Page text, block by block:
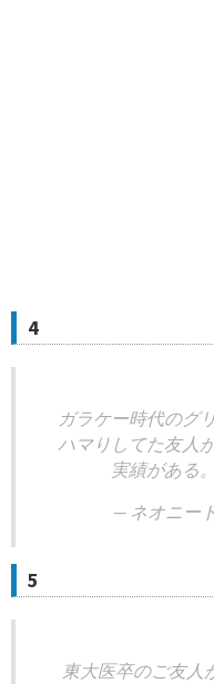
4
ガラケー時代のグ
ハマりしてた友人
実績がある
— ネオニー
5
東大医卒のご友人